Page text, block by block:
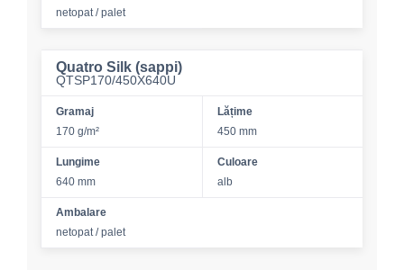
netopat / palet
Quatro Silk (sappi)
QTSP170/450X640U
Gramaj
170 g/m²
Lățime
450 mm
Lungime
640 mm
Culoare
alb
Ambalare
netopat / palet